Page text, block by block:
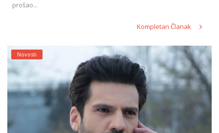
prošao...
Kompletan Članak
Novosti